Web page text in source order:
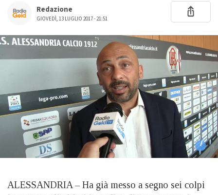
Redazione
GIOVEDÌ, 13 LUGLIO 2017 - 21:51
ALESSANDRIA – Ha già messo a segno sei colpi